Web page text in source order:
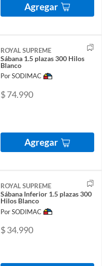
Agregar
ROYAL SUPREME
Sábana 1.5 plazas 300 Hilos
Blanco
Por SODIMAC
$ 74.990
Agregar
ROYAL SUPREME
Sábana Inferior 1.5 plazas 300
Hilos Blanco
Por SODIMAC
$ 34.990